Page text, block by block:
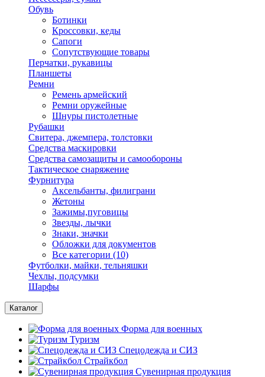
Обувь
Ботинки
Кроссовки, кеды
Сапоги
Сопутствующие товары
Перчатки, рукавицы
Планшеты
Ремни
Ремень армейский
Ремни оружейные
Шнуры пистолетные
Рубашки
Свитера, джемпера, толстовки
Средства маскировки
Средства самозащиты и самообороны
Тактическое снаряжение
Фурнитура
Аксельбанты, филиграни
Жетоны
Зажимы,пуговицы
Звезды, лычки
Знаки, значки
Обложки для документов
Все категории (10)
Футболки, майки, тельняшки
Чехлы, подсумки
Шарфы
Каталог
Форма для военных
Туризм
Спецодежда и СИЗ
Страйкбол
Сувенирная продукция